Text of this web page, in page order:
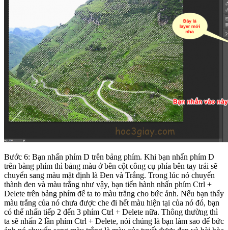
Bước 6: Bạn nhấn phím D trên bảng phím. Khi bạn nhấn phím D
trên bàng phím thì bảng màu ở bên cột công cụ phía bên tay trái sẽ
chuyển sang màu mặt định là Đen và Trắng. Trong lúc nó chuyển
thành đen và màu trắng như vậy, bạn tiến hành nhấn phím Ctrl +
Delete trên bảng phím để ta to màu trắng cho bức ảnh. Nếu bạn thấy
màu trắng của nó chưa được che đi hết màu hiện tại của nó đó, bạn
có thể nhấn tiếp 2 đến 3 phím Ctrl + Delete nữa. Thông thường thì
ta sẽ nhấn 2 lần phím Ctrl + Delete, nói chúng là bạn làm sao để bức